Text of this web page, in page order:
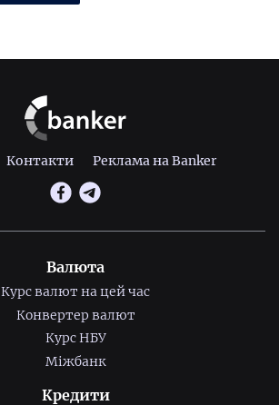
Контакти Реклама на Banker
Валюта
Курс валют на цей час
Конвертер валют
Курс НБУ
Міжбанк
Кредити